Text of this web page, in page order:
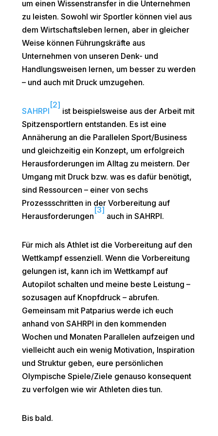
um einen Wissenstransfer in die Unternehmen
zu leisten. Sowohl wir Sportler können viel aus
dem Wirtschaftsleben lernen, aber in gleicher
Weise können Führungskräfte aus
Unternehmen von unseren Denk- und
Handlungsweisen lernen, um besser zu werden
– und auch mit Druck umzugehen.
SAHRPI
[2]
ist beispielsweise aus der Arbeit mit
Spitzensportlern entstanden. Es ist eine
Annäherung an die Parallelen Sport/Business
und gleichzeitig ein Konzept, um erfolgreich
Herausforderungen im Alltag zu meistern. Der
Umgang mit Druck bzw. was es dafür benötigt,
sind Ressourcen – einer von sechs
Prozessschritten in der Vorbereitung auf
Herausforderungen
[3]
auch in SAHRPI.
Für mich als Athlet ist die Vorbereitung auf den
Wettkampf essenziell. Wenn die Vorbereitung
gelungen ist, kann ich im Wettkampf auf
Autopilot schalten und meine beste Leistung –
sozusagen auf Knopfdruck – abrufen.
Gemeinsam mit Patparius werde ich euch
anhand von SAHRPI in den kommenden
Wochen und Monaten Parallelen aufzeigen und
vielleicht auch ein wenig Motivation, Inspiration
und Struktur geben, eure persönlichen
Olympische Spiele/Ziele genauso konsequent
zu verfolgen wie wir Athleten dies tun.
Bis bald.